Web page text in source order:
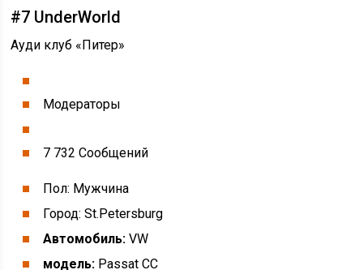
#7 UnderWorld
Ауди клуб «Питер»
Модераторы
7 732 Cообщений
Пол: Мужчина
Город: St.Petersburg
Автомобиль: VW
модель: Passat CC